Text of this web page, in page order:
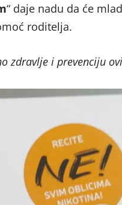
“ daje nadu da će
roditelja.
zdravlje i prevenciju